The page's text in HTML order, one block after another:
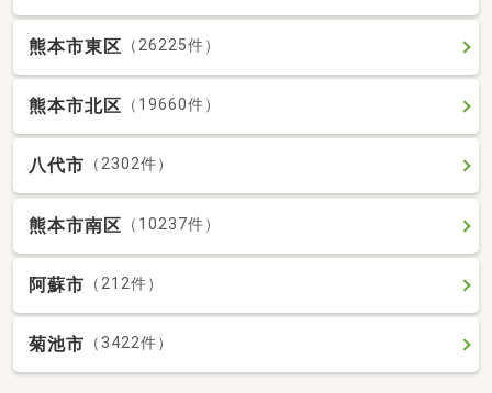
熊本市東区 （26225件）
熊本市北区 （19660件）
八代市 （2302件）
熊本市南区 （10237件）
阿蘇市 （212件）
菊池市 （3422件）